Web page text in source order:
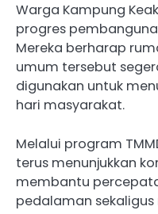
Warga Kampung
progres
Mereka berharap
umum tersebut
digunakan untuk
hari masyarakat.
Melalui program
terus menunjukkan
membantu
pedalaman